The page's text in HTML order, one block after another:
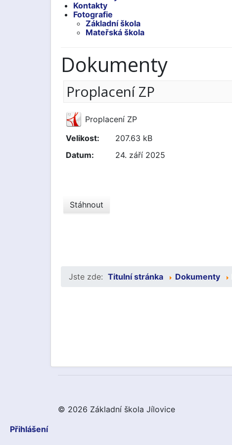
Kontakty
Fotografie
Základní škola
Mateřská škola
Dokumenty
Proplacení ZP
Proplacení ZP
Velikost:
207.63 kB
Datum:
24. září 2025
Jste zde: Titulní stránka Dokumenty
© 2026 Základní škola Jílovice
Přihlášení